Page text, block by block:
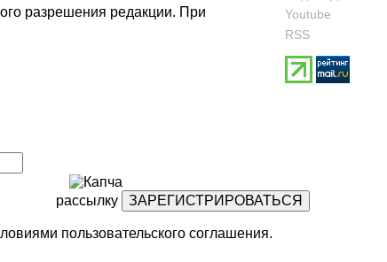
разрешения редакции. При
Youtube
RSS
рассылку
пользовательского соглашения.